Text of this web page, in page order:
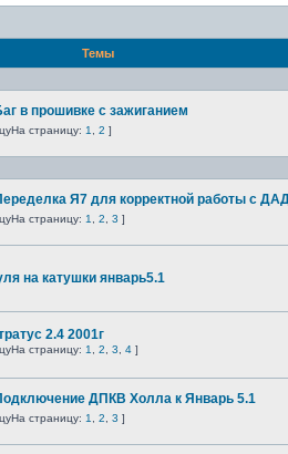
Темы
в прошивке с зажиганием
На страницу: 1 2 ]
Я7 для корректной работы с
На страницу: 1 2 3 ]
на катушки январь5.1
2.4 2001г
На страницу: 1 2 3 4 ]
ДПКВ Холла к Январь 5.1
На страницу: 1 2 3 ]